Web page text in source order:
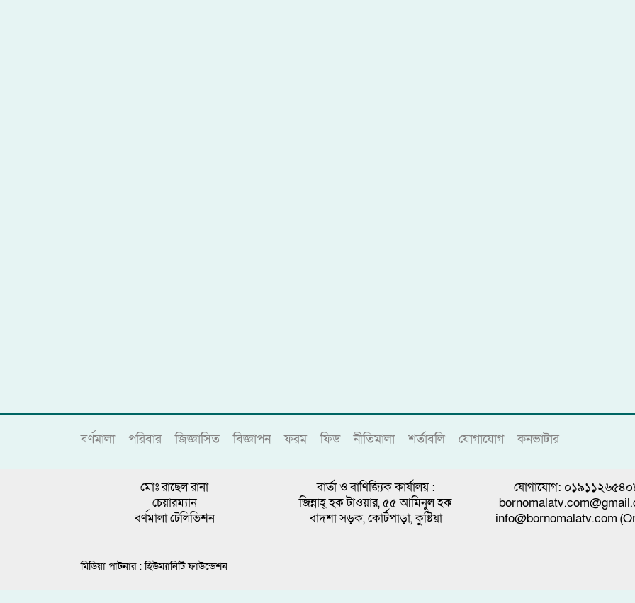
বর্ণমালা পরিবার জিজ্ঞাসিত বিজ্ঞাপন ফরম ফিড নীতিমালা শর্তাবলি যোগাযোগ কনভাটার
মোঃ রাছেল রানা
চেয়ারম্যান
বর্ণমালা টেলিভিশন
বার্তা ও বাণিজ্যিক কার্যালয় :
জিন্নাহ্ হক টাওয়ার, ৫৫ আমিনুল হক
বাদশা সড়ক, কোর্টপাড়া, কুষ্টিয়া
যোগাযোগ:
info@bornomalatv.com
মিডিয়া পাটনার :হিউম্যানিটি ফাউন্ডেশন